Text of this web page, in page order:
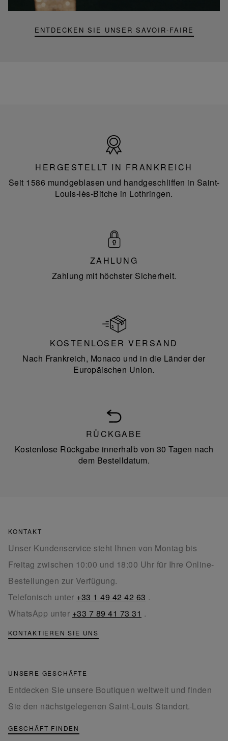
ENTDECKEN SIE UNSER SAVOIR-FAIRE
Frankreich
HERGESTELLT IN FRANKREICH
Seit 1586 mundgeblasen und handgeschliffen in Saint-
Louis-lès-Bitche in Lothringen.
ZAHLUNG
Zahlung mit höchster Sicherheit.
KOSTENLOSER VERSAND
Nach Frankreich, Monaco und in die Länder der
Europäischen Union.
RÜCKGABE
Kostenlose Rückgabe innerhalb von 30 Tagen nach
dem Bestelldatum.
KONTAKT
Unser Kundenservice steht Ihnen von Montag bis
Freitag zwischen 10:00 und 18:00 Uhr für Ihre Online-
Bestellungen zur Verfügung.
Telefonisch unter +33 1 49 42 42 63 .
WhatsApp unter +33 7 89 41 73 31 .
KONTAKTIEREN SIE UNS
UNSERE GESCHÄFTE
Entdecken Sie unsere Boutiquen weltweit und finden
Sie den nächstgelegenen Saint-Louis Standort.
GESCHÄFT FINDEN